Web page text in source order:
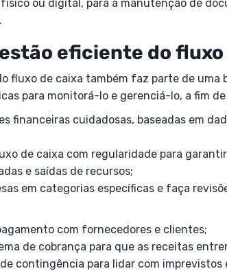
ou digital, para a manutenção de
eficiente do
fluxo de caixa também faz parte de uma
para monitorá-lo e gerenciá-lo, a fim de
financeiras cuidadosas, baseadas em
de caixa com regularidade para
e saídas de recursos;
em categorias específicas e faça
com fornecedores e clientes;
de cobrança para que as receitas
contingência para lidar com imprevistos